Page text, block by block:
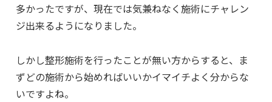
多かったですが、現在では気兼ねなく施術にチャレン
ジ出来るようになりました。
しかし整形施術を行ったことが無い方からすると、ま
ずどの施術から始めればいいかイマイチよく分からな
いですよね。